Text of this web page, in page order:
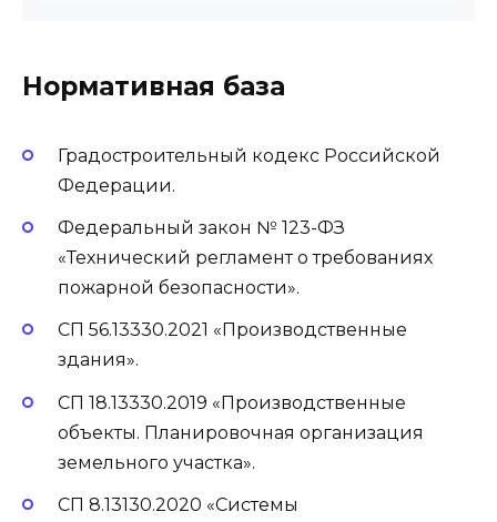
Нормативная база
Градостроительный кодекс Российской
Федерации.
Федеральный закон № 123-ФЗ
«Технический регламент о требованиях
пожарной безопасности».
СП 56.13330.2021 «Производственные
здания».
СП 18.13330.2019 «Производственные
объекты. Планировочная организация
земельного участка».
СП 8.13130.2020 «Системы